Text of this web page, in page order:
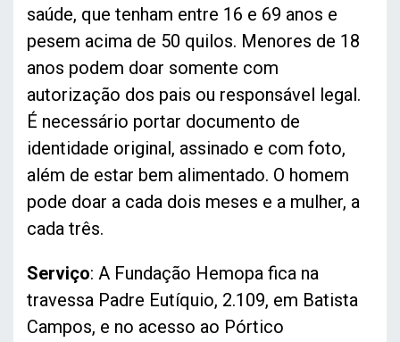
saúde, que tenham entre 16 e 69 anos e
pesem acima de 50 quilos. Menores de 18
anos podem doar somente com
autorização dos pais ou responsável legal.
É necessário portar documento de
identidade original, assinado e com foto,
além de estar bem alimentado. O homem
pode doar a cada dois meses e a mulher, a
cada três.
Serviço: A Fundação Hemopa fica na
travessa Padre Eutíquio, 2.109, em Batista
Campos, e no acesso ao Pórtico